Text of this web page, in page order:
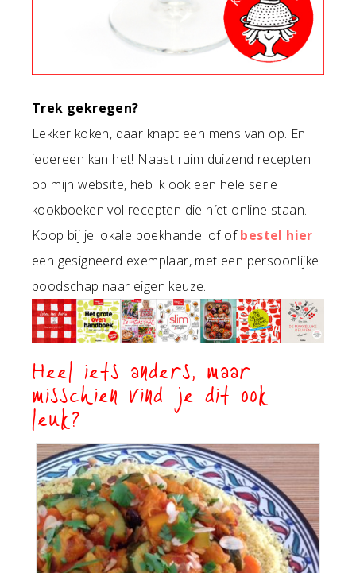
Trek gekregen?
Lekker koken, daar knapt een mens van op. En
iedereen kan het! Naast ruim duizend recepten
op mijn website, heb ik ook een hele serie
kookboeken vol recepten die níet online staan.
Koop bij je lokale boekhandel of ofbestel hier
een gesigneerd exemplaar, met een persoonlijke
boodschap naar eigen keuze.
Heel iets anders, maar
misschien vind je dit ook
leuk?